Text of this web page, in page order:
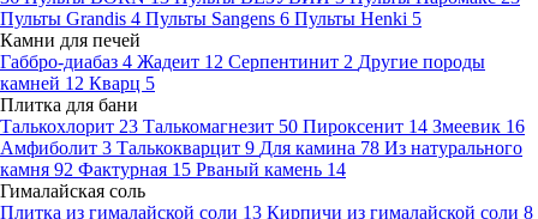
Пульты Grandis 4 Пульты Sangens 6 Пульты Henki 5
Камни для печей
Габбро-диабаз 4 Жадеит 12 Серпентинит 2 Другие породы
камней 12 Кварц 5
Плитка для бани
Талькохлорит 23 Талькомагнезит 50 Пироксенит 14 Змеевик 16
Амфиболит 3 Талькокварцит 9 Для камина 78 Из натурального
камня 92 Фактурная 15 Рваный камень 14
Гималайская соль
Плитка из гималайской соли 13 Кирпичи из гималайской соли 8